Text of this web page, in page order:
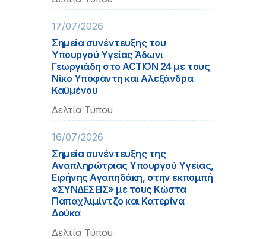
17/07/2026
Σημεία συνέντευξης του
Υπουργού Υγείας Άδωνι
Γεωργιάδη στο ACTION 24 με τους
Νίκο Υποφάντη και Αλεξάνδρα
Καϋμένου
Δελτία Τύπου
16/07/2026
Σημεία συνέντευξης της
Αναπληρώτριας Υπουργού Υγείας,
Ειρήνης Αγαπηδάκη, στην εκπομπή
«ΣΥΝΔΕΣΕΙΣ» με τους Κώστα
Παπαχλιμίντζο και Κατερίνα
Δούκα
Δελτία Τύπου